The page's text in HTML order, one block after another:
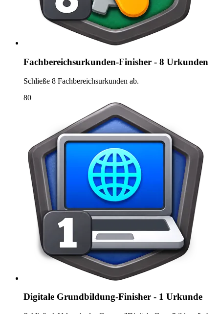
Fachbereichsurkunden-Finisher - 8 Urkunden
Schließe 8 Fachbereichsurkunden ab.
80
Digitale Grundbildung-Finisher - 1 Urkunde